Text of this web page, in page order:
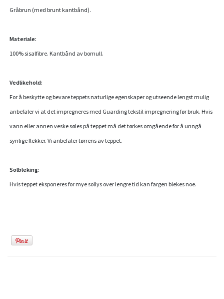
Gråbrun (med brunt kantbånd).
Materiale:
100% sisalfibre. Kantbånd av bomull.
Vedlikehold:
For å beskytte og bevare teppets naturlige egenskaper og utseende lengst mulig
anbefaler vi at det impregneres med Guarding tekstil impregneringfør bruk. Hvis
vann eller annen veske søles på teppet må det tørkes omgående for å unngå
synlige flekker. Vi anbefaler tørrens av teppet.
Solbleking:
Hvis teppet eksponeres for mye sollys over lengre tid kan fargen blekes noe.